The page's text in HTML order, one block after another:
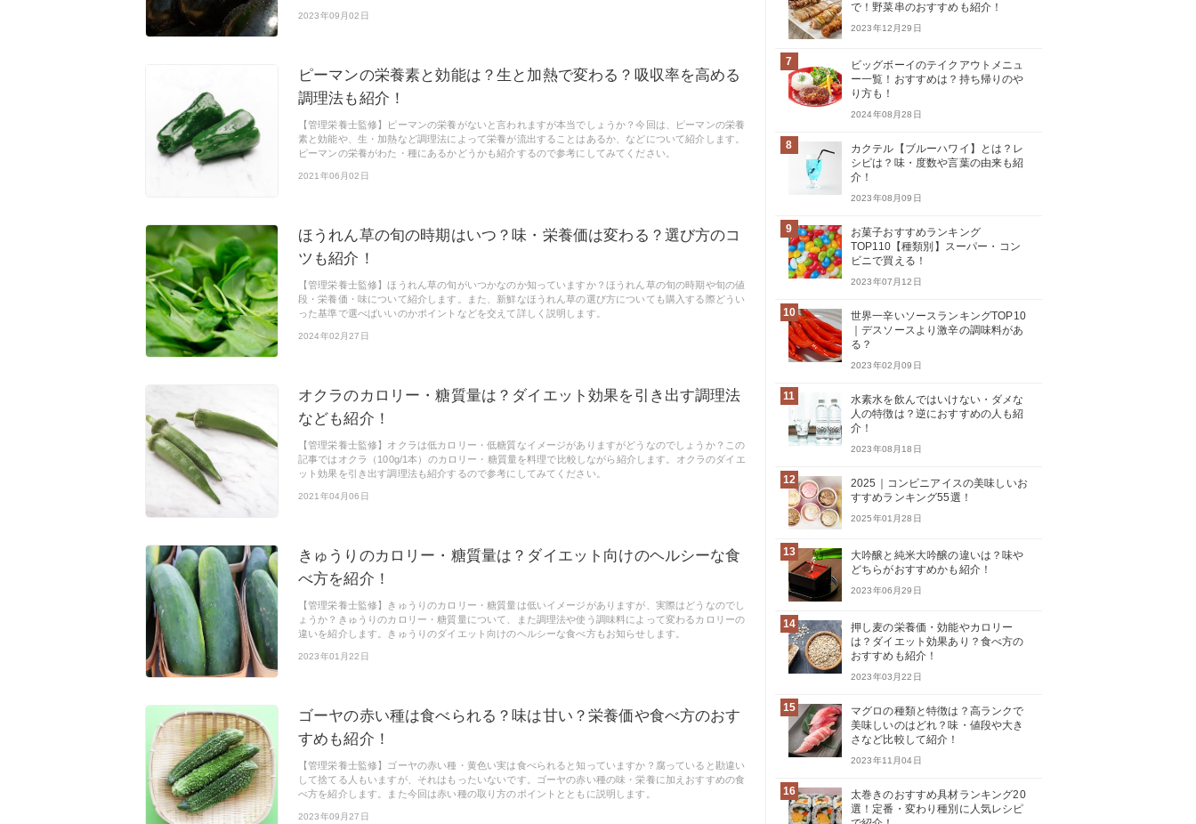
2023年09月02日
ピーマンの栄養素と効能は？生と加熱で変わる？吸収率を高める
調理法も紹介！
【管理栄養士監修】ピーマンの栄養がないと言われますが本当でしょうか？今回は、ピーマンの栄養
素と効能や、生・加熱など調理法によって栄養が流出することはあるか、などについて紹介します。
ピーマンの栄養がわた・種にあるかどうかも紹介するので参考にしてみてください。
2021年06月02日
ほうれん草の旬の時期はいつ？味・栄養価は変わる？選び方のコ
ツも紹介！
【管理栄養士監修】ほうれん草の旬がいつかなのか知っていますか？ほうれん草の旬の時期や旬の値
段・栄養価・味について紹介します。また、新鮮なほうれん草の選び方についても購入する際どうい
った基準で選べばいいのかポイントなどを交えて詳しく説明します。
2024年02月27日
オクラのカロリー・糖質量は？ダイエット効果を引き出す調理法
なども紹介！
【管理栄養士監修】オクラは低カロリー・低糖質なイメージがありますがどうなのでしょうか？この
記事ではオクラ（100g/1本）のカロリー・糖質量を料理で比較しながら紹介します。オクラのダイエ
ット効果を引き出す調理法も紹介するので参考にしてみてください。
2021年04月06日
きゅうりのカロリー・糖質量は？ダイエット向けのヘルシーな食
べ方を紹介！
【管理栄養士監修】きゅうりのカロリー・糖質量は低いイメージがありますが、実際はどうなのでし
ょうか？きゅうりのカロリー・糖質量について、また調理法や使う調味料によって変わるカロリーの
違いを紹介します。きゅうりのダイエット向けのヘルシーな食べ方もお知らせします。
2023年01月22日
ゴーヤの赤い種は食べられる？味は甘い？栄養価や食べ方のおす
すめも紹介！
【管理栄養士監修】ゴーヤの赤い種・黄色い実は食べられると知っていますか？腐っていると勘違い
して捨てる人もいますが、それはもったいないです。ゴーヤの赤い種の味・栄養に加えおすすめの食
べ方を紹介します。また今回は赤い種の取り方のポイントとともに説明します。
2023年09月27日
で！野菜串のおすすめも紹介！
2023年12月29日
7
ビッグボーイのテイクアウトメニュ
ー一覧！おすすめは？持ち帰りのや
り方も！
2024年08月28日
8
カクテル【ブルーハワイ】とは？レ
シピは？味・度数や言葉の由来も紹
介！
2023年08月09日
9
お菓子おすすめランキング
TOP110【種類別】スーパー・コン
ビニで買える！
2023年07月12日
10
世界一辛いソースランキングTOP10
｜デスソースより激辛の調味料があ
る？
2023年02月09日
11
水素水を飲んではいけない・ダメな
人の特徴は？逆におすすめの人も紹
介！
2023年08月18日
12
2025｜コンビニアイスの美味しいお
すすめランキング55選！
2025年01月28日
13
大吟醸と純米大吟醸の違いは？味や
どちらがおすすめかも紹介！
2023年06月29日
14
押し麦の栄養価・効能やカロリー
は？ダイエット効果あり？食べ方の
おすすめも紹介！
2023年03月22日
15
マグロの種類と特徴は？高ランクで
美味しいのはどれ？味・値段や大き
さなど比較して紹介！
2023年11月04日
16
太巻きのおすすめ具材ランキング20
選！定番・変わり種別に人気レシピ